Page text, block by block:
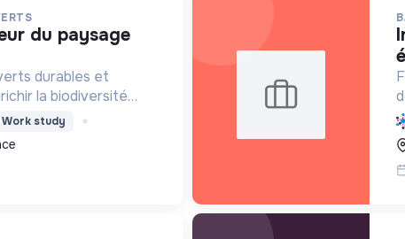
durables et
la biodiversité
aux bâtiments et
paysagères
Work study
ingénieur chargé d'études